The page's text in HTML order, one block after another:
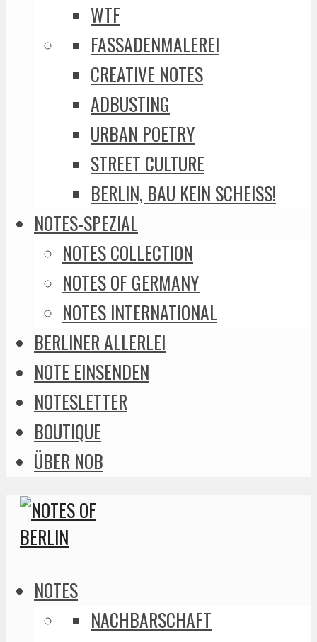
WTF
FASSADENMALEREI
CREATIVE NOTES
ADBUSTING
URBAN POETRY
STREET CULTURE
BERLIN, BAU KEIN SCHEISS!
NOTES-SPEZIAL
NOTES COLLECTION
NOTES OF GERMANY
NOTES INTERNATIONAL
BERLINER ALLERLEI
NOTE EINSENDEN
NOTESLETTER
BOUTIQUE
ÜBER NOB
NOTES
NACHBARSCHAFT